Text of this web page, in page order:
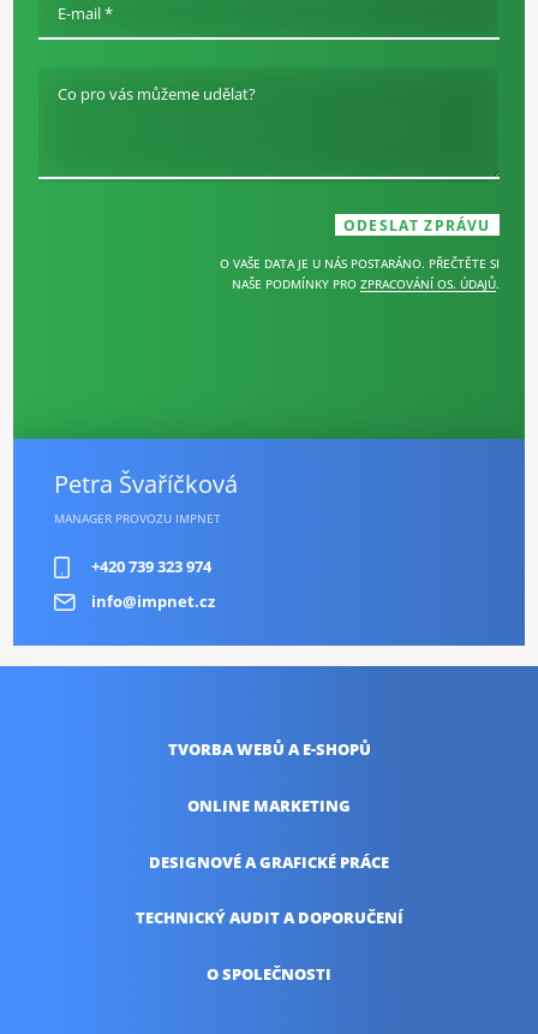
E-mail *
Co pro vás můžeme udělat?
O VAŠE DATA JE U NÁS POSTARÁNO. PŘEČTĚTE SI
NAŠE PODMÍNKY PRO ZPRACOVÁNÍ OS. ÚDAJŮ.
Petra Švaříčková
MANAGER PROVOZU IMPNET
+420 739 323 974
info@impnet.cz
TVORBA WEBŮ A E-SHOPŮ
ONLINE MARKETING
DESIGNOVÉ AGRAFICKÉ PRÁCE
TECHNICKÝ AUDITA DOPORUČENÍ
O SPOLEČNOSTI